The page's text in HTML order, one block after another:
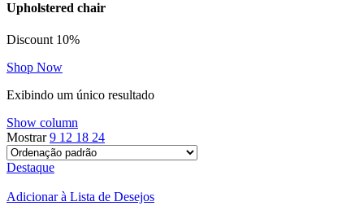
Upholstered chair
Discount 10%
Shop Now
Exibindo um único resultado
Show column
Mostrar9 12 18 24
Destaque
Adicionar à Lista de Desejos